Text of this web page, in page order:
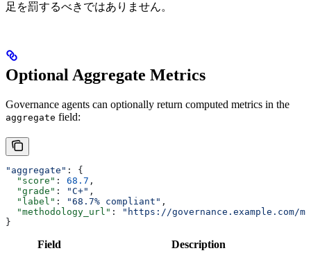
足を罰するべきではありません。
Optional Aggregate Metrics
Governance agents can optionally return computed metrics in the
aggregate field:
"aggregate" : {
  "score"
: 68.7 ,
  "grade"
: "C+" ,
  "label"
: "68.7% compliant" ,
  "methodology_url"
:
"https://governance.example.com/
}
Field Description